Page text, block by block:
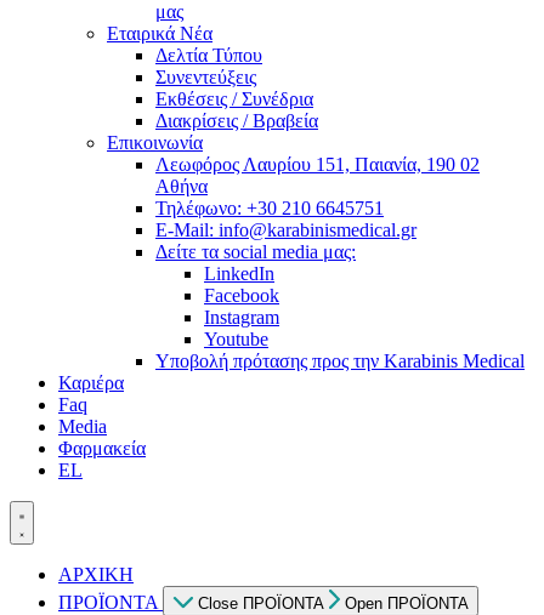
μας
Εταιρικά Νέα
Δελτία Τύπου
Συνεντεύξεις
Εκθέσεις / Συνέδρια
Διακρίσεις / Βραβεία
Επικοινωνία
Λεωφόρος Λαυρίου 151, Παιανία, 190 02
Αθήνα
Τηλέφωνο: +30 210 6645751
E-Mail: info@karabinismedical.gr
Δείτε τα social media μας:
LinkedIn
Facebook
Instagram
Youtube
Υποβολή πρότασης προς την Karabinis Medical
Καριέρα
Faq
Media
Φαρμακεία
EL
ΑΡΧΙΚΗ
ΠΡΟΪΟΝΤΑ
Close ΠΡΟΪΟΝΤΑ Open ΠΡΟΪΟΝΤΑ